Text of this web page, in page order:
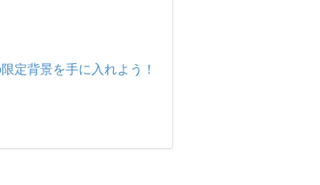
定背景を手に入れよう！